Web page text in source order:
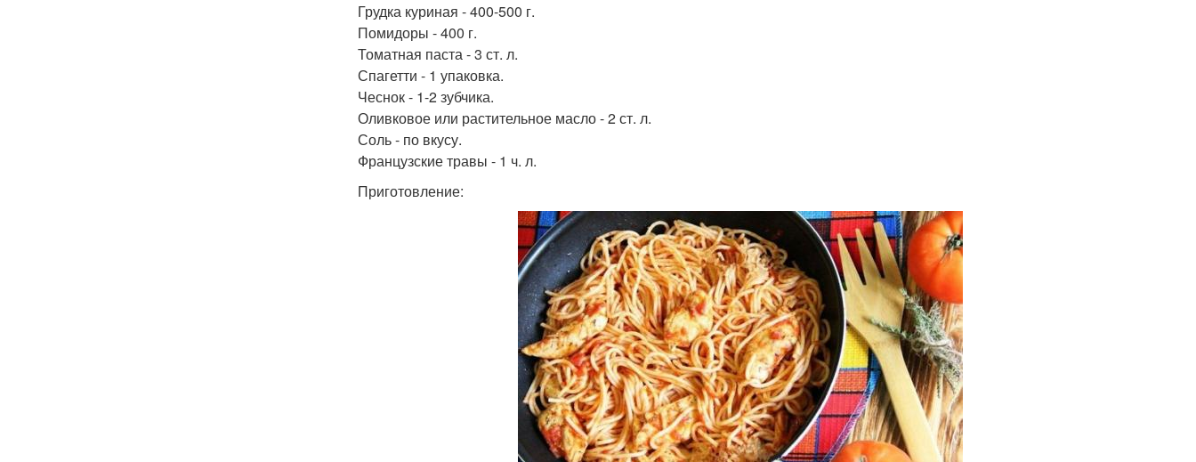
Грудка куриная - 400-500 г.
Помидоры - 400 г.
Томатная паста - 3 ст. л.
Спагетти - 1 упаковка.
Чеснок - 1-2 зубчика.
Оливковое или растительное масло - 2 ст. л.
Соль - по вкусу.
Французские травы - 1 ч. л.
Приготовление: